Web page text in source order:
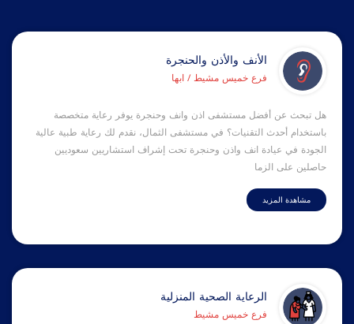
الأنف والأذن والحنجرة
فرع خميس مشيط / ابها
هل تبحث عن أفضل مستشفى اذن وانف وحنجرة يوفر رعاية متخصصة
باستخدام أحدث التقنيات؟ في مستشفى الثمال، نقدم لك رعاية طبية عالية
الجودة في عيادة انف واذن وحنجرة تحت إشراف استشاريين سعوديين
حاصلين على الزما
مشاهدة المزيد
الرعاية الصحية المنزلية
فرع خميس مشيط